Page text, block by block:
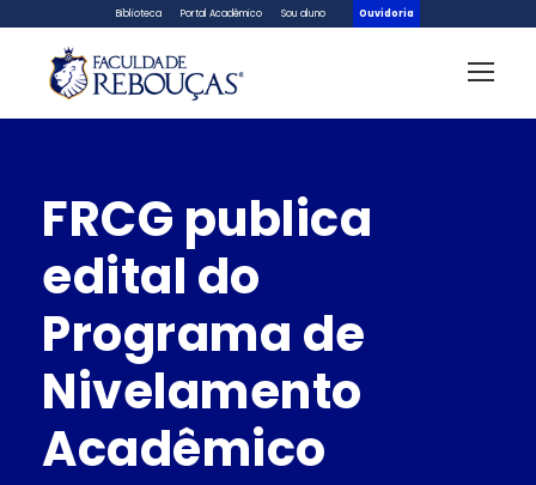
Biblioteca Portal Acadêmico Sou aluno Ouvidoria
FRCG publica
edital do
Programa de
Nivelamento
Acadêmico